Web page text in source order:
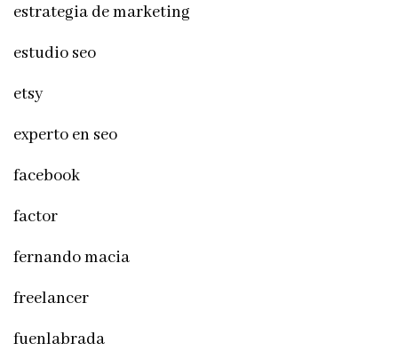
estrategia de marketing
estudio seo
etsy
experto en seo
facebook
factor
fernando macia
freelancer
fuenlabrada